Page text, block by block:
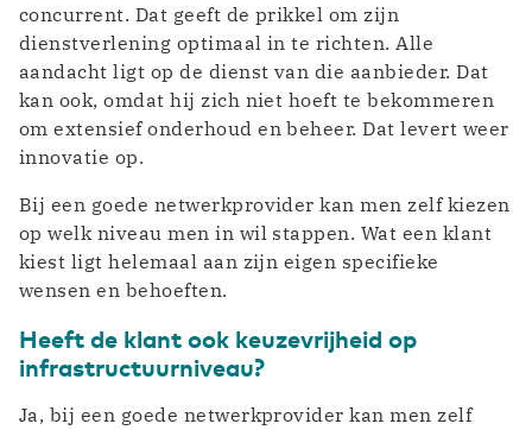
concurrent. Dat geeft de prikkel om zijn
dienstverlening optimaal in te richten. Alle
aandacht ligt op de dienst van die aanbieder. Dat
kan ook, omdat hij zich niet hoeft te bekommeren
om extensief onderhoud en beheer. Dat levert weer
innovatie op.
Bij een goede netwerkprovider kan men zelf kiezen
op welk niveau men in wil stappen. Wat een klant
kiest ligt helemaal aan zijn eigen specifieke
wensen en behoeften.
Heeft de klant ook keuzevrijheid op
infrastructuurniveau?
Ja, bij een goede netwerkprovider kan men zelf